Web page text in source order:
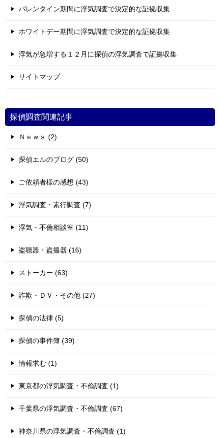
バレンタイン期間に浮気調査で決定的な証拠収集
ホワイトデー期間に浮気調査で決定的な証拠収集
浮気が急増する１２月に探偵の浮気調査で証拠収集
サイトマップ
探偵調査関連記事
Ｎｅｗｓ (2)
探偵エルのブログ (50)
ご依頼者様の感想 (43)
浮気調査・素行調査 (7)
浮気・不倫相談室 (11)
盗聴器・盗撮器 (16)
ストーカー (63)
詐欺・ＤＶ・その他 (27)
探偵の法律 (5)
探偵の事件簿 (39)
情報求む (1)
東京都の浮気調査・不倫調査 (1)
千葉県の浮気調査・不倫調査 (67)
神奈川県の浮気調査・不倫調査 (1)